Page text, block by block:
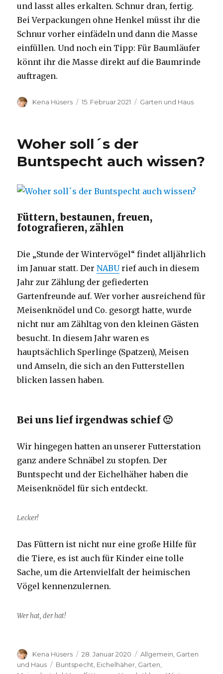
und lasst alles erkalten. Schnur dran, fertig.
Bei Verpackungen ohne Henkel müsst ihr die
Schnur vorher einfädeln und dann die Masse
einfüllen. Und noch ein Tipp: Für Baumläufer
könnt ihr die Masse direkt auf die Baumrinde
auftragen.
Autor
Kena Hüsers
Veröffentlicht
15. Februar 2021 Kategorien
Garten und Haus
Woher soll´s der
Buntspecht auch wissen?
Füttern, bestaunen, freuen,
fotografieren, zählen
Die „Stunde der Wintervögel“ findet alljährlich
im Januar statt. DerNABUrief auch in diesem
Jahr zur Zählung der gefiederten
Gartenfreunde auf. Wer vorher ausreichend für
Meisenknödel und Co. gesorgt hatte, wurde
nicht nur am Zähltag von den kleinen Gästen
besucht. In diesem Jahr waren es
hauptsächlich Sperlinge (Spatzen), Meisen
und Amseln, die sich an den Futterstellen
blicken lassen haben.
Bei uns lief irgendwas schief 🙂
Wir hingegen hatten an unserer Futterstation
ganz andere Schnäbel zu stopfen. Der
Buntspecht und der Eichelhäher haben die
Meisenknödel für sich entdeckt.
Lecker!
Das Füttern ist nicht nur eine große Hilfe für
die Tiere, es ist auch für Kinder eine tolle
Sache, um die Artenvielfalt der heimischen
Vögel kennenzulernen.
Wer hat, der hat!
Autor
Kena Hüsers
Veröffentlicht
am
28. Januar 2020 Kategorien
Allgemein Garten
und Haus
Schlagwörter
Buntspecht Eichelhäher Garten